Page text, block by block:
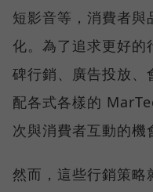
短影音等，消費者與
化。為了追求更好的
碑行銷、廣告投放、
配各式各樣的
次與消費者互動的機
然而，這些行銷策略